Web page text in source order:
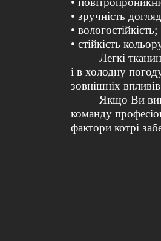
• зручність
• вологостійкість;
• стійкість
Легкі
і в холодну
зовнішніх
Якщо Ви
команду
фактори котрі